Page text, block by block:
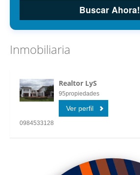
Buscar Ahora!
Inmobiliaria
Realtor LyS
95propiedades
Ver perfil
0984533128